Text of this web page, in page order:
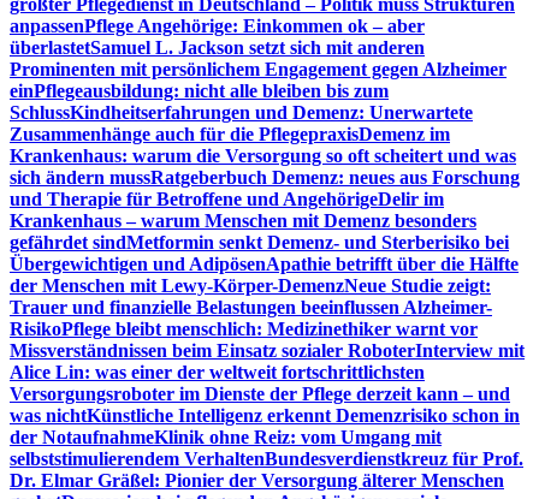
größter Pflegedienst in Deutschland – Politik muss Strukturen
anpassenPflege Angehörige: Einkommen ok – aber
überlastetSamuel L. Jackson setzt sich mit anderen
Prominenten mit persönlichem Engagement gegen Alzheimer
einPflegeausbildung: nicht alle bleiben bis zum
SchlussKindheitserfahrungen und Demenz: Unerwartete
Zusammenhänge auch für die PflegepraxisDemenz im
Krankenhaus: warum die Versorgung so oft scheitert und was
sich ändern mussRatgeberbuch Demenz: neues aus Forschung
und Therapie für Betroffene und AngehörigeDelir im
Krankenhaus – warum Menschen mit Demenz besonders
gefährdet sindMetformin senkt Demenz- und Sterberisiko bei
Übergewichtigen und AdipösenApathie betrifft über die Hälfte
der Menschen mit Lewy-Körper-DemenzNeue Studie zeigt:
Trauer und finanzielle Belastungen beeinflussen Alzheimer-
RisikoPflege bleibt menschlich: Medizinethiker warnt vor
Missverständnissen beim Einsatz sozialer RoboterInterview mit
Alice Lin: was einer der weltweit fortschrittlichsten
Versorgungsroboter im Dienste der Pflege derzeit kann – und
was nichtKünstliche Intelligenz erkennt Demenzrisiko schon in
der NotaufnahmeKlinik ohne Reiz: vom Umgang mit
selbststimulierendem VerhaltenBundesverdienstkreuz für Prof.
Dr. Elmar Gräßel: Pionier der Versorgung älterer Menschen